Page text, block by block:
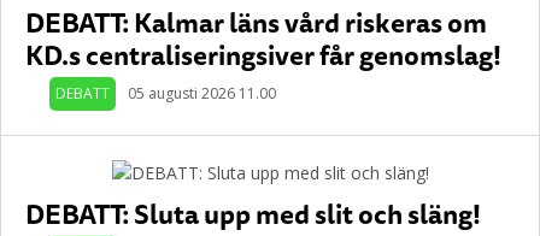
DEBATT: Kalmar läns vård riskeras om
KD.s centraliseringsiver får genomslag!
DEBATT 05 augusti 2026 11.00
DEBATT: Sluta upp med slit och släng!